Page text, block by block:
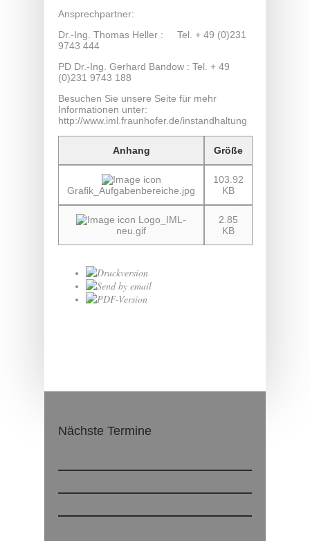
Ansprechpartner:
Dr.-Ing. Thomas Heller : Tel. + 49 (0)231
9743 444
PD Dr.-Ing. Gerhard Bandow : Tel. + 49
(0)231 9743 188
Besuchen Sie unsere Seite für mehr
Informationen unter:
http://www.iml.fraunhofer.de/instandhaltung
Anhang Größe
Grafik_Aufgabenbereiche.jpg
103.92
KB
Logo_IML-
neu.gif
2.85
KB
Nächste Termine